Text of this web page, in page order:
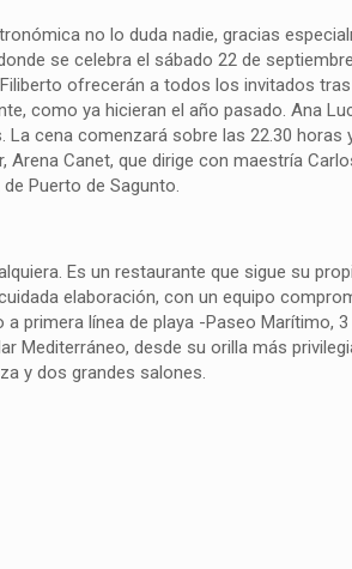
no lo duda nadie, gracias
se celebra el sábado 22 de
ofrecerán a todos los invitados
como ya hicieran el año pasado. Ana
La cena comenzará sobre las 22.30
Arena Canet, que dirige con maestría
Puerto de Sagunto.
Es un restaurante que sigue su
elaboración, con un equipo
primera línea de playa -Paseo Marítimo,
Mediterráneo, desde su orilla más
y dos grandes salones.